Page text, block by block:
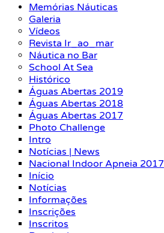
Memórias Náuticas
Galeria
Vídeos
Revista Ir_ao_mar
Náutica no Bar
School At Sea
Histórico
Águas Abertas 2019
Águas Abertas 2018
Águas Abertas 2017
Photo Challenge
Intro
Notícias | News
Nacional Indoor Apneia 2017
Início
Notícias
Informações
Inscrições
Inscritos